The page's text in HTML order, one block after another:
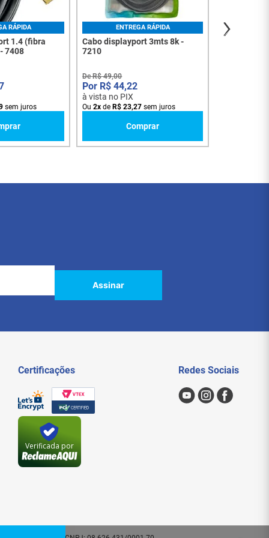
RÁPIDA
1.4 (fibra
7408
sem juros
ENTREGA RÁPIDA
Cabo displayport 3mts 8k -
7210
DeR$ 49,00
R$ 44,22
à vista no PIX
Ou2x deR$ 23,27 sem juros
Comprar
Assinar
Certificações
Verificada por
Redes Sociais